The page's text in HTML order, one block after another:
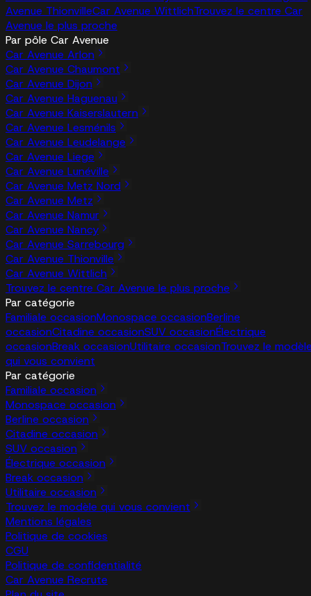
Avenue ThionvilleCar Avenue WittlichTrouvez le centre Car
Avenue le plus proche
Par pôle Car Avenue
Car Avenue Arlon
Car Avenue Chaumont
Car Avenue Dijon
Car Avenue Haguenau
Car Avenue Kaiserslautern
Car Avenue Lesménils
Car Avenue Leudelange
Car Avenue Liege
Car Avenue Lunéville
Car Avenue Metz Nord
Car Avenue Metz
Car Avenue Namur
Car Avenue Nancy
Car Avenue Sarrebourg
Car Avenue Thionville
Car Avenue Wittlich
Trouvez le centre Car Avenue le plus proche
Par catégorie
Familiale occasionMonospace occasionBerline
occasionCitadine occasionSUV occasionÉlectrique
occasionBreak occasionUtilitaire occasionTrouvez le
qui vous convient
Par catégorie
Familiale occasion
Monospace occasion
Berline occasion
Citadine occasion
SUV occasion
Électrique occasion
Break occasion
Utilitaire occasion
Trouvez le modèle qui vous convient
Mentions légales
Politique de cookies
CGU
Politique de confidentialité
Car Avenue Recrute